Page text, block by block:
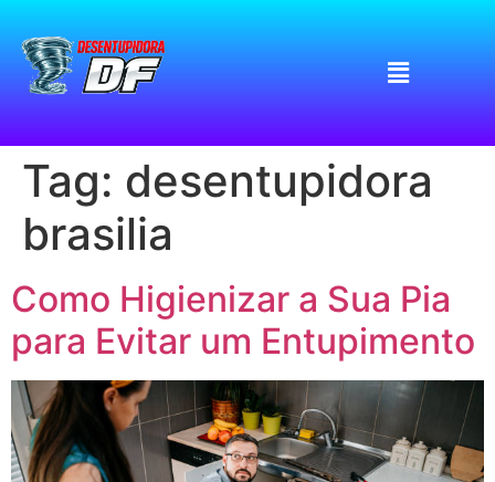
Tag: desentupidora
brasilia
Como Higienizar a Sua Pia
para Evitar um Entupimento